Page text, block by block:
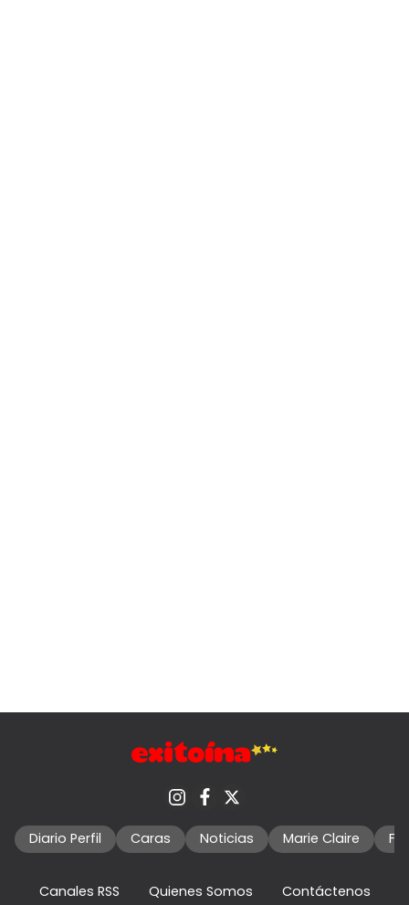
Diario Perfil Caras Noticias Marie Claire
Canales RSS Quienes Somos Contáctenos